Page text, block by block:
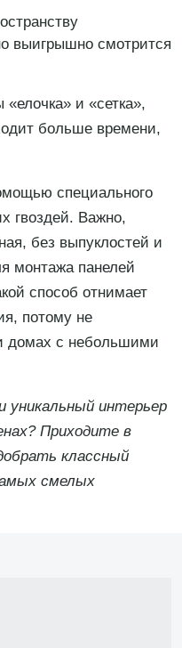
выигрышно смотрится
и «сетка»,
больше времени,
специального
гвоздей. Важно,
без выпуклостей и
монтажа панелей
способ отнимает
потому не
домах с небольшими
интерьер
Приходите в
классный
смелых